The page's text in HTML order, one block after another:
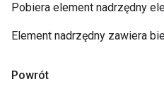
Pobiera element nadrzędny
Element nadrzędny zawiera
Powrót